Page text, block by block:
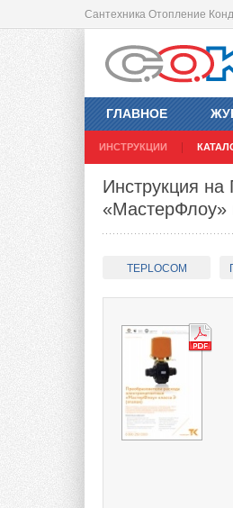
Сантехника Отопление
ГЛАВНОЕ
ИНСТРУКЦИИ
Инструкция на
«МастерФлоу»
TEPLOCOM